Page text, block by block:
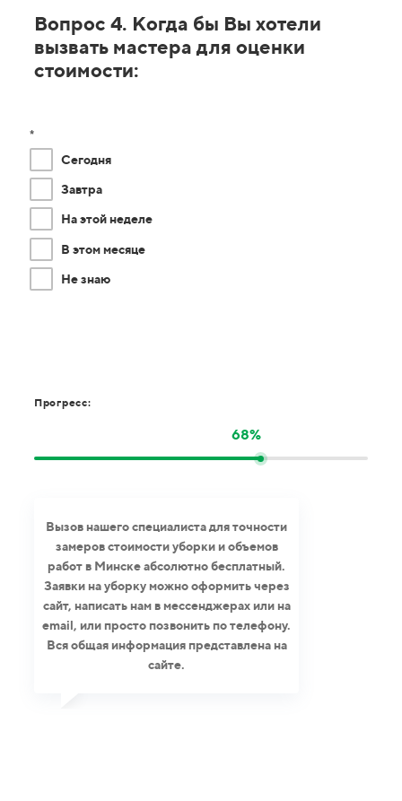
Вопрос 4. Когда бы Вы хотели
вызвать мастера для оценки
стоимости:
*
Сегодня
Завтра
На этой неделе
В этом месяце
Не знаю
Прогресс:
68%
Вызов нашего специалиста для точности
замеров стоимости уборки и объемов
работ в Минске абсолютно бесплатный.
Заявки на уборку можно оформить через
сайт, написать нам в мессенджерах или на
email, или просто позвонить по телефону.
Вся общая информация представлена на
сайте.